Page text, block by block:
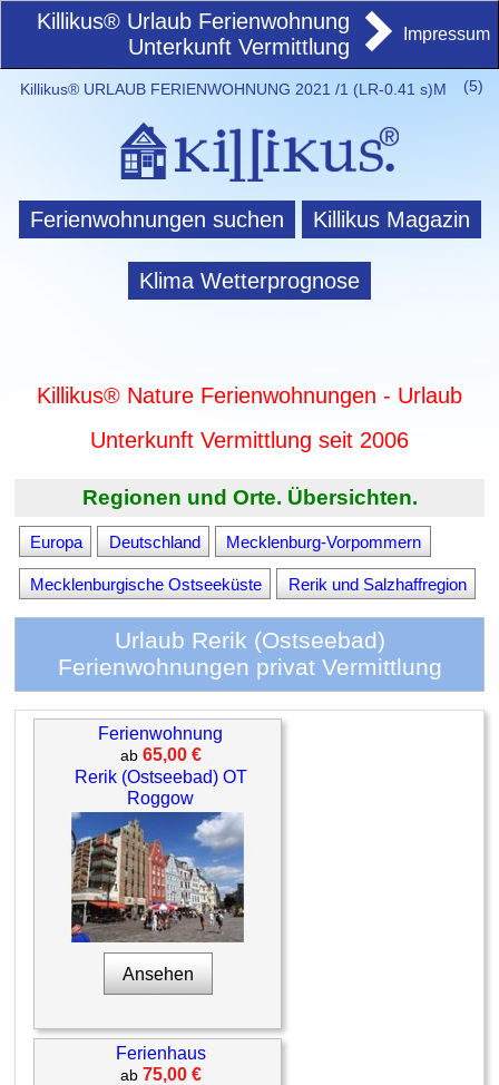
Killikus® Urlaub Ferienwohnung
Unterkunft Vermittlung
Impressum
(5)
Killikus® URLAUB FERIENWOHNUNG 2021 /1 (LR-0.41 s)M
Ferienwohnungen suchen Killikus Magazin
Klima Wetterprognose
Killikus® Nature Ferienwohnungen - Urlaub
Unterkunft Vermittlung seit 2006
Regionen und Orte. Übersichten.
Europa Deutschland Mecklenburg-Vorpommern
Mecklenburgische Ostseeküste Rerik und Salzhaffregion
Urlaub Rerik (Ostseebad)
Ferienwohnungen privat Vermittlung
Ferienwohnung
ab 65,00 €
Rerik (Ostseebad) OT
Roggow
Ansehen
Ferienhaus
ab 75,00 €